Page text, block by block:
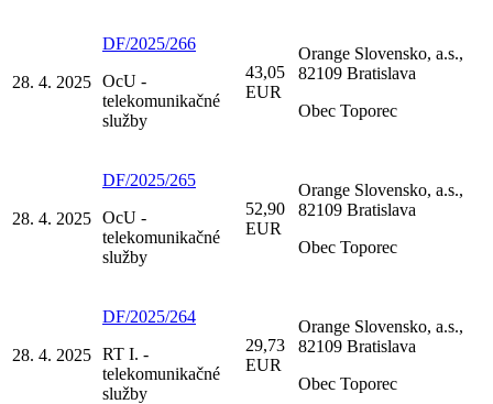
28. 4. 2025
DF/2025/266
OcU -
telekomunikačné
služby
43,05
EUR
Orange Slovensko, a.s.,
82109 Bratislava
Obec Toporec
28. 4. 2025
DF/2025/265
OcU -
telekomunikačné
služby
52,90
EUR
Orange Slovensko, a.s.,
82109 Bratislava
Obec Toporec
28. 4. 2025
DF/2025/264
RT I. -
telekomunikačné
služby
29,73
EUR
Orange Slovensko, a.s.,
82109 Bratislava
Obec Toporec